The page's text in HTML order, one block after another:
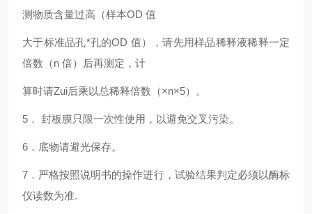
测物质含量过高（样本OD 值
大于标准品孔*孔的OD 值），请先用样品稀释液稀释一定
倍数（n 倍）后再测定，计
算时请Zui后乘以总稀释倍数（×n×5）。
5 ． 封板膜只限一次性使用，以避免交叉污染。
6 ．底物请避光保存。
7 ．严格按照说明书的操作进行，试验结果判定必须以酶标
仪读数为准.